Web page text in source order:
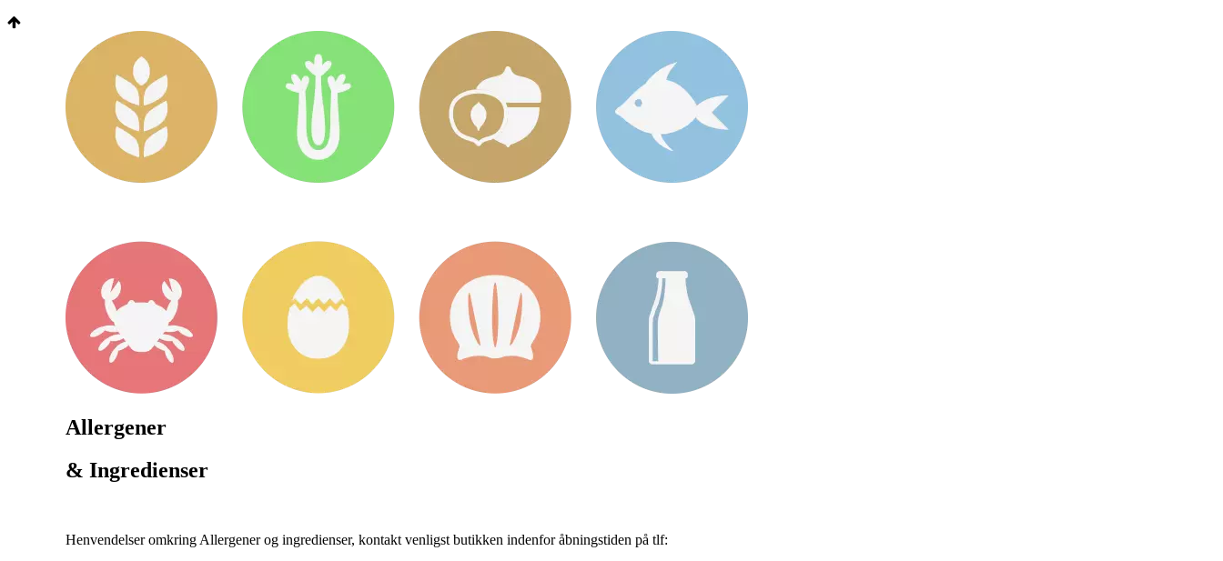
Allergener
& Ingredienser
Henvendelser omkring Allergener og ingredienser, kontakt venligst butikken indenfor åbningstiden på tlf: